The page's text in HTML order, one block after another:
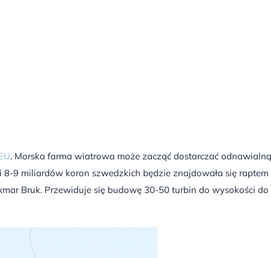
. Morska farma wiatrowa może zacząć dostarczać odnawialną
9 miliardów koron szwedzkich będzie znajdowała się raptem
Bruk. Przewiduje się budowę 30-50 turbin do wysokości do